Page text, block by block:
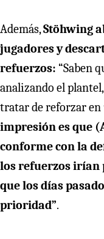
Además,Stöhwing
jugadores y
refuerzos: “Saben
analizando el
tratar de reforzar en
impresión es que
conforme con la
los refuerzos irían
que los días
prioridad”.